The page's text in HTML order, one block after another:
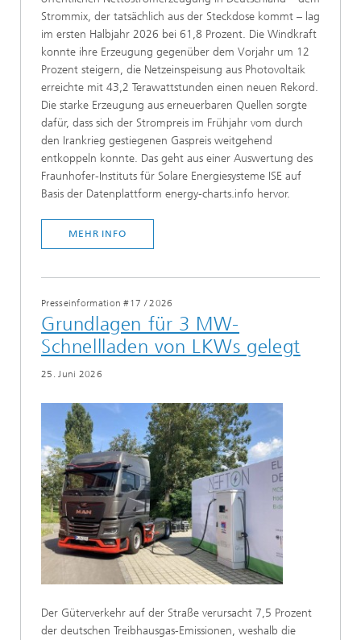
Strommix, der tatsächlich aus der Steckdose kommt – lag
im ersten Halbjahr 2026 bei 61,8 Prozent. Die Windkraft
konnte ihre Erzeugung gegenüber dem Vorjahr um 12
Prozent steigern, die Netzeinspeisung aus Photovoltaik
erreichte mit 43,2 Terawattstunden einen neuen Rekord.
Die starke Erzeugung aus erneuerbaren Quellen sorgte
dafür, dass sich der Strompreis im Frühjahr vom durch
den Irankrieg gestiegenen Gaspreis weitgehend
entkoppeln konnte. Das geht aus einer Auswertung des
Fraunhofer-Instituts für Solare Energiesysteme ISE auf
Basis der Datenplattform energy-charts.info hervor.
MEHR INFO
Presseinformation #17 /2026
Grundlagen für 3 MW-
Schnellladen von LKWs gelegt
25. Juni 2026
Der Güterverkehr auf der Straße verursacht 7,5 Prozent
der deutschen Treibhausgas-Emissionen, weshalb die